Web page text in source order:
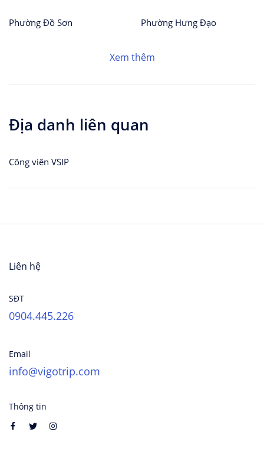
Phường Đồ Sơn Phường Hưng Đạo
Xem thêm
Địa danh liên quan
Công viên VSIP
Liên hệ
SĐT
0904.445.226
Email
info@vigotrip.com
Thông tin